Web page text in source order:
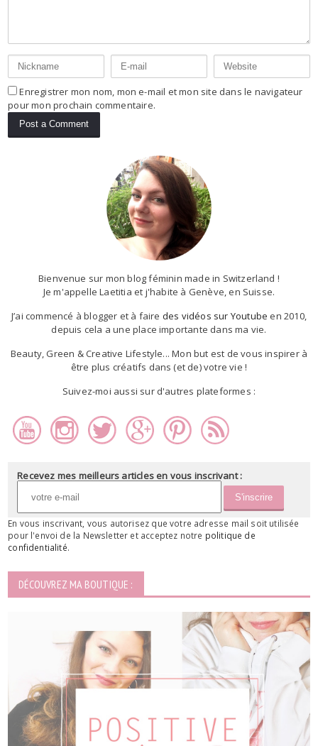
Enregistrer mon nom, mon e-mail et mon site dans le navigateur
pour mon prochain commentaire.
Bienvenue sur mon blog féminin made in Switzerland !
Je m'appelle Laetitia et j'habite à Genève, en Suisse.
J’ai commencé à blogger et à faire des vidéos sur Youtube en 2010,
depuis cela a une place importante dans ma vie.
Beauty, Green & Creative Lifestyle... Mon but est de vous inspirer à
être plus créatifs dans (et de) votre vie !
Suivez-moi aussi sur d'autres plateformes :
Recevez mes meilleurs articles en vous inscrivant :
En vous inscrivant, vous autorisez que votre adresse mail soit utilisée
pour l'envoi de la Newsletter et acceptez notre politique de
confidentialité.
DÉCOUVREZ MA BOUTIQUE :